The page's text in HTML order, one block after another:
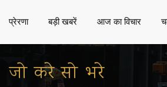
प्रेरणा बड़ी खबरें आज का विचार
जो करे सो भरे